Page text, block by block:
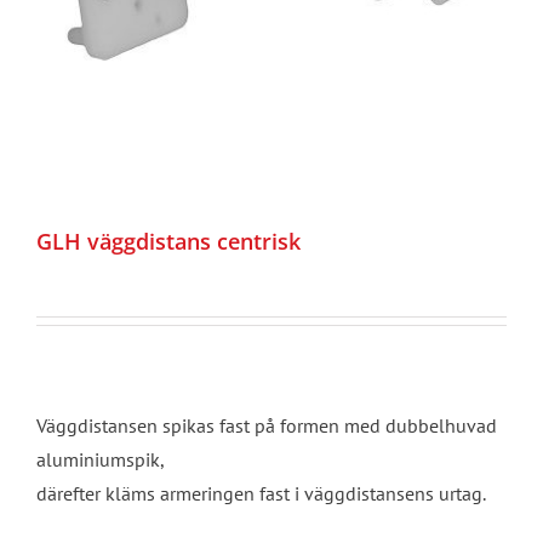
GLH väggdistans centrisk
Väggdistansen spikas fast på formen med dubbelhuvad
aluminiumspik,
därefter kläms armeringen fast i väggdistansens urtag.